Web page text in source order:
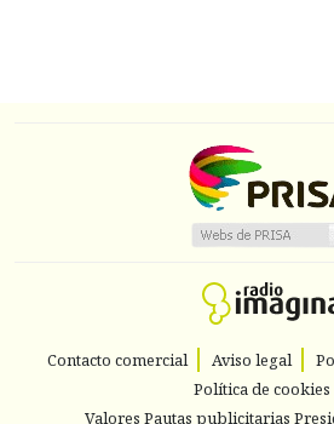
Contacto comercial Aviso legal
Política de cookies
Valores Pautas publicitarias